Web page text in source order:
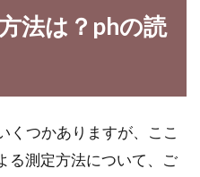
と活用法
法は？phの読
くつかありますが、ここ
る測定方法について、ご